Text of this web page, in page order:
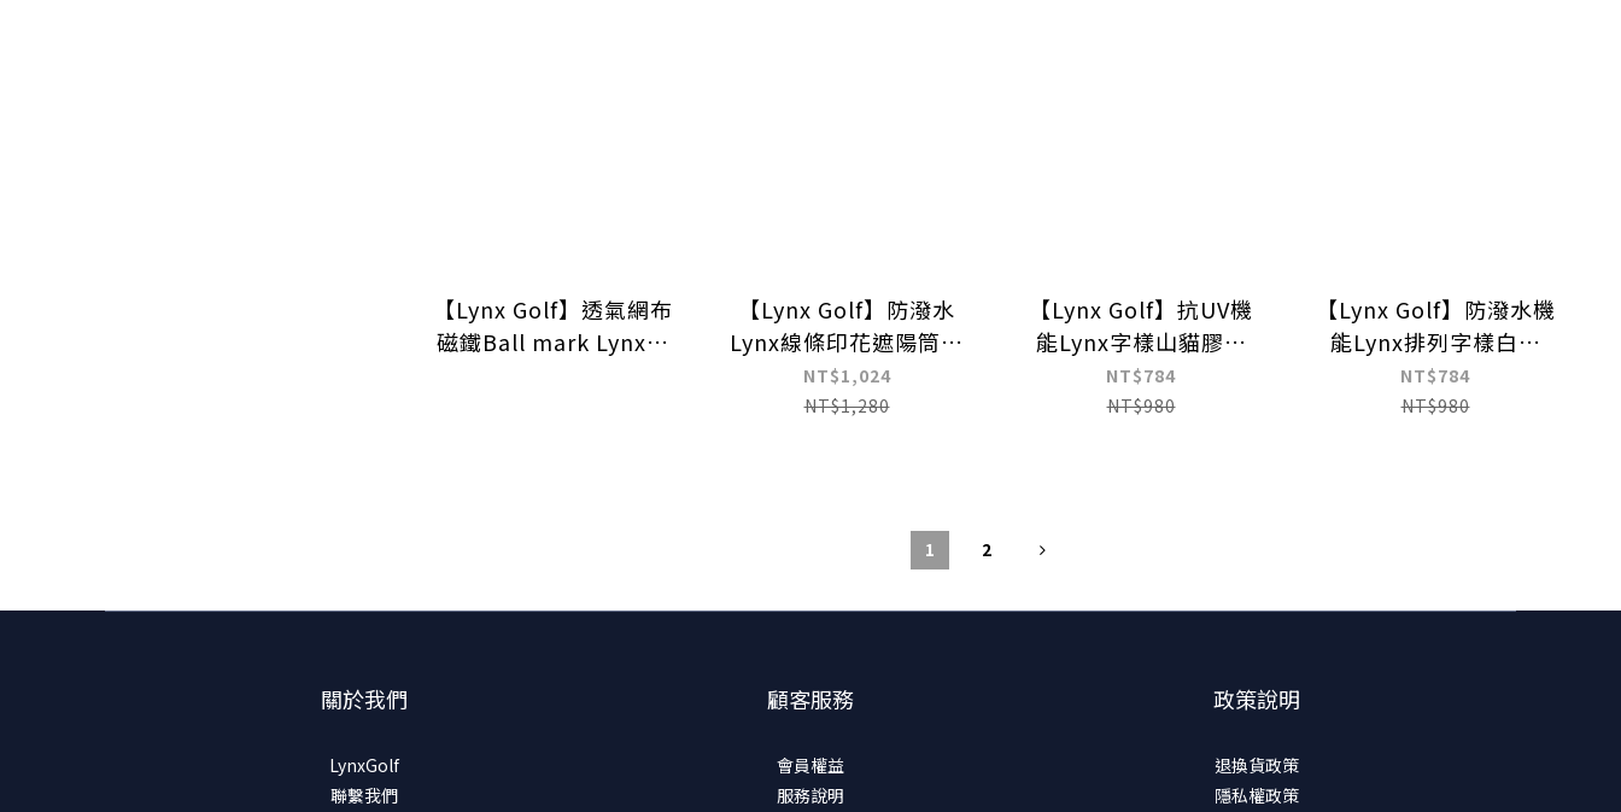
【Lynx Golf】透氣網布
磁鐵Ball mark Lynx刺
【Lynx Golf】防潑水
Lynx線條印花遮陽筒帽
漁夫帽
NT$1,024
NT$1,280
【Lynx Golf】抗UV機
能Lynx字樣山貓膠標
LOGO可調節式球帽
NT$784
NT$980
【Lynx Golf】防潑水機
能Lynx排列字樣白色
LOGO可調節式球帽
NT$784
NT$980
1 2
關於我們
LynxGolf
聯繫我們
顧客服務
會員權益
服務說明
政策說明
退換貨政策
隱私權政策